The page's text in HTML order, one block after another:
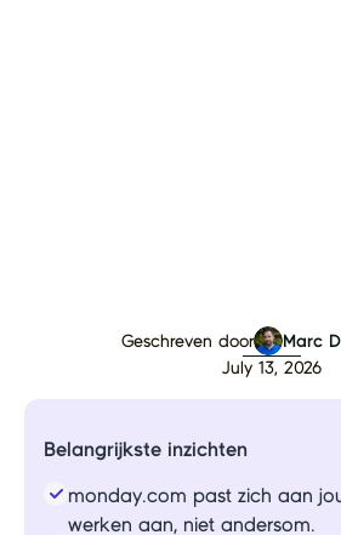
Geschreven door
Marc
July 13, 2026
Belangrijkste inzichten
monday.com past zich aan
werken aan, niet andersom.